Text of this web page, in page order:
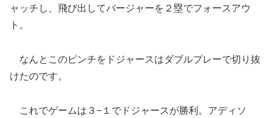
ャッチし、飛び出してバージャーを２塁でフォースアウ
ト。
なんとこのピンチをドジャースはダブルプレーで切り抜
けたのです。
これでゲームは３−１でドジャースが勝利。アディソ